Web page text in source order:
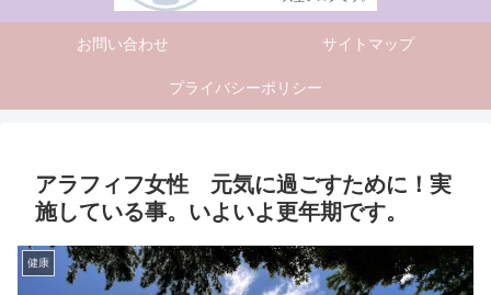
お問い合わせ サイトマップ
プライバシーポリシー
アラフィフ女性 元気に過ごすために！実
施している事。いよいよ更年期です。
健康